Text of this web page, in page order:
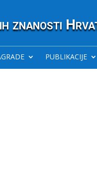
znanosti
PUBLIKACIJE